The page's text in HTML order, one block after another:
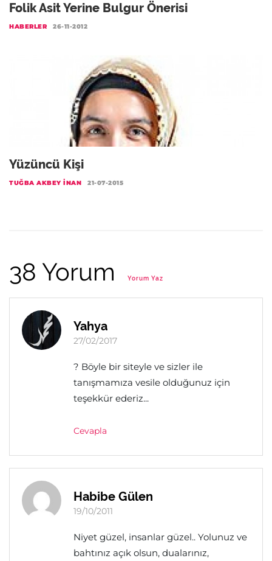
Folik Asit Yerine Bulgur Önerisi
HABERLER 26-11-2012
Yüzüncü Kişi
TUĞBA AKBEY İNAN 21-07-2015
38 Yorum Yorum Yaz
Yahya
27/02/2017
? Böyle bir siteyle ve sizler ile
tanışmamıza vesile olduğunuz için
teşekkür ederiz...
Cevapla
Habibe Gülen
19/10/2011
Niyet güzel, insanlar güzel.. Yolunuz ve
bahtınız açık olsun, dualarınız,